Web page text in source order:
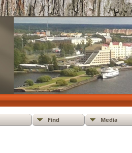
Find Media